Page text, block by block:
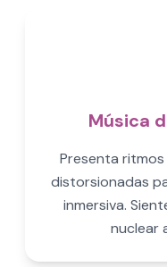
Música
Presenta
distorsionadas
inmersiva.
nuclear